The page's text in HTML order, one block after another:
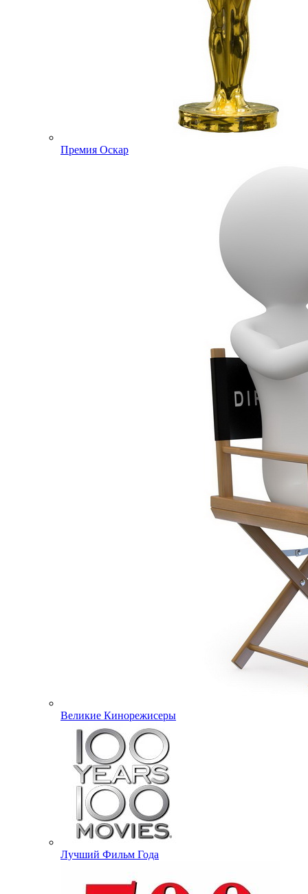
Премия Оскар
Великие Кинорежисеры
Лучший Фильм Года